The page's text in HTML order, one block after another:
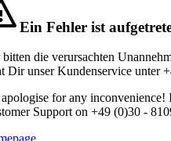
Ein Fehler ist
die verursachten
Dir unser Kundenservice unter
for any inconvenience!
Support on +49 (0)30 -